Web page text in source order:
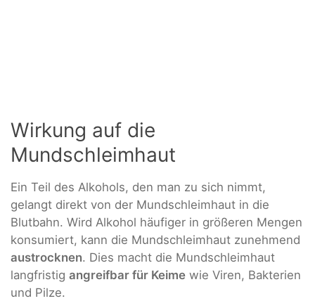
Wirkung auf die
Mundschleimhaut
Ein Teil des Alkohols, den man zu sich nimmt,
gelangt direkt von der Mundschleimhaut in die
Blutbahn. Wird Alkohol häufiger in größeren Mengen
konsumiert, kann die Mundschleimhaut zunehmend
austrocknen. Dies macht die Mundschleimhaut
langfristig angreifbar für Keime wie Viren, Bakterien
und Pilze.